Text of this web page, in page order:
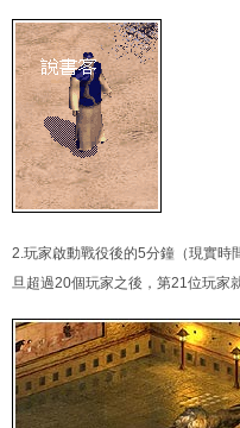
2.玩家啟動戰役後的5分鐘（現實時
旦超過20個玩家之後，第21位玩家